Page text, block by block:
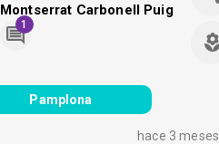
Montserrat Carbonell Puig
1
Pamplona
hace 3 meses